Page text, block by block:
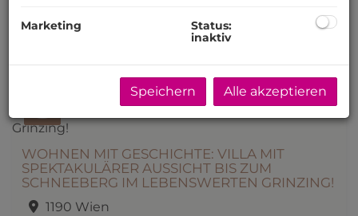
3 ca. 71,46 m2 169.000,00 €
WOHNEN MIT GESCHICHTE: VILLA MIT
SPEKTAKULÄRER AUSSICHT BIS ZUM
SCHNEEBERG IM LEBENSWERTEN GRINZING!
1190 Wien
Marketing
Status:
inaktiv
Speichern Alle akzeptieren